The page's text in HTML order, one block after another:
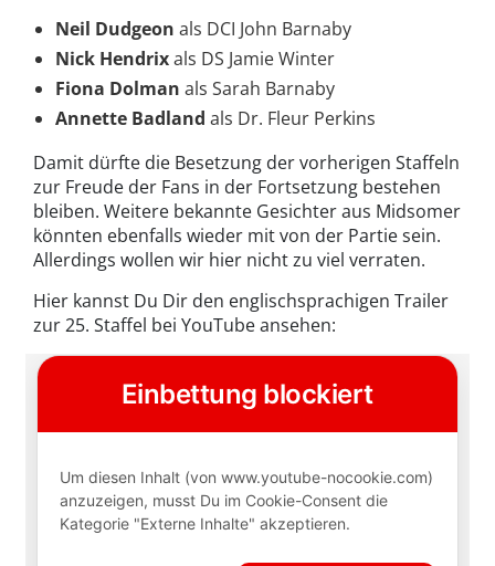
Neil Dudgeon als DCI John Barnaby
Nick Hendrixals DS Jamie Winter
Fiona Dolman als Sarah Barnaby
Annette Badland als Dr. Fleur Perkins
Damit dürfte die Besetzung der vorherigen Staffeln
zur Freude der Fans in der Fortsetzung bestehen
bleiben. Weitere bekannte Gesichter aus Midsomer
könnten ebenfalls wieder mit von der Partie sein.
Allerdings wollen wir hier nicht zu viel verraten.
Hier kannst Du Dir den englischsprachigen Trailer
zur 25. Staffel bei YouTube ansehen: